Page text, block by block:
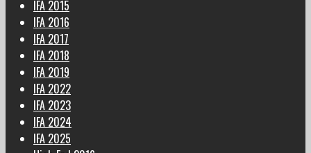
IFA 2015
IFA 2016
IFA 2017
IFA 2018
IFA 2019
IFA 2022
IFA 2023
IFA 2024
IFA 2025